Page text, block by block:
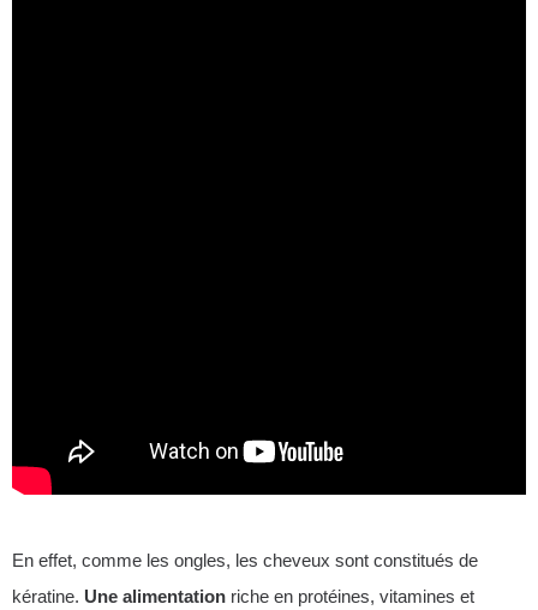
En effet, comme les ongles, les cheveux sont constitués de
kératine. Une alimentation riche en protéines, vitamines et